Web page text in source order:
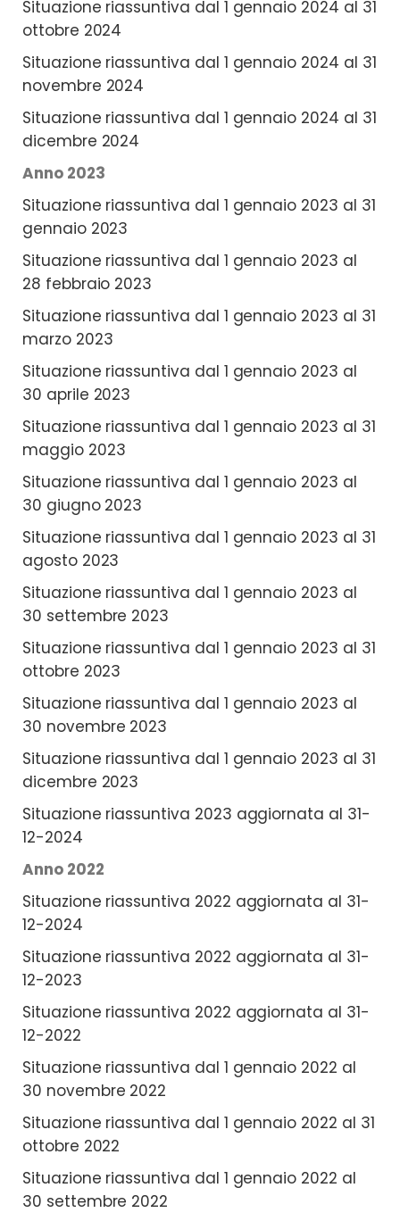
Situazione riassuntiva dal 1 gennaio 2024 al 31
ottobre 2024
Situazione riassuntiva dal 1 gennaio 2024 al 31
novembre 2024
Situazione riassuntiva dal 1 gennaio 2024 al 31
dicembre 2024
Anno 2023
Situazione riassuntiva dal 1 gennaio 2023 al 31
gennaio 2023
Situazione riassuntiva dal 1 gennaio 2023 al
28 febbraio 2023
Situazione riassuntiva dal 1 gennaio 2023 al 31
marzo 2023
Situazione riassuntiva dal 1 gennaio 2023 al
30 aprile 2023
Situazione riassuntiva dal 1 gennaio 2023 al 31
maggio 2023
Situazione riassuntiva dal 1 gennaio 2023 al
30 giugno 2023
Situazione riassuntiva dal 1 gennaio 2023 al 31
agosto 2023
Situazione riassuntiva dal 1 gennaio 2023 al
30 settembre 2023
Situazione riassuntiva dal 1 gennaio 2023 al 31
ottobre 2023
Situazione riassuntiva dal 1 gennaio 2023 al
30 novembre 2023
Situazione riassuntiva dal 1 gennaio 2023 al 31
dicembre 2023
Situazione riassuntiva 2023 aggiornata al 31-
12-2024
Anno 2022
Situazione riassuntiva 2022 aggiornata al 31-
12-2024
Situazione riassuntiva 2022 aggiornata al 31-
12-2023
Situazione riassuntiva 2022 aggiornata al 31-
12-2022
Situazione riassuntiva dal 1 gennaio 2022 al
30 novembre 2022
Situazione riassuntiva dal 1 gennaio 2022 al 31
ottobre 2022
Situazione riassuntiva dal 1 gennaio 2022 al
30 settembre 2022